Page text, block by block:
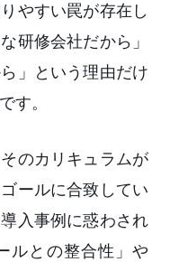
やすい罠が存在し
研修会社だから」
」という理由だけ
す。
のカリキュラムが
ールに合致してい
入事例に惑わされ
ルとの整合性」や